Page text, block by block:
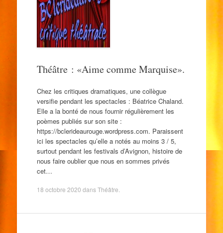
Théâtre : «Aime comme Marquise».
Chez les critiques dramatiques, une collègue
versifie pendant les spectacles : Béatrice Chaland.
Elle a la bonté de nous fournir régulièrement les
poèmes publiés sur son site :
https://bclerideaurouge.wordpress.com. Paraissent
ici les spectacles qu’elle a notés au moins 3 / 5,
surtout pendant les festivals d’Avignon, histoire de
nous faire oublier que nous en sommes privés
cet…
18 octobre 2020 dansThéâtre